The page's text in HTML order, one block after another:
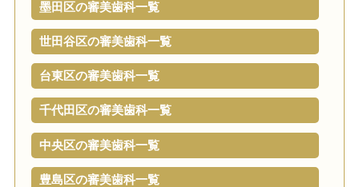
墨田区の審美歯科一覧
世田谷区の審美歯科一覧
台東区の審美歯科一覧
千代田区の審美歯科一覧
中央区の審美歯科一覧
豊島区の審美歯科一覧